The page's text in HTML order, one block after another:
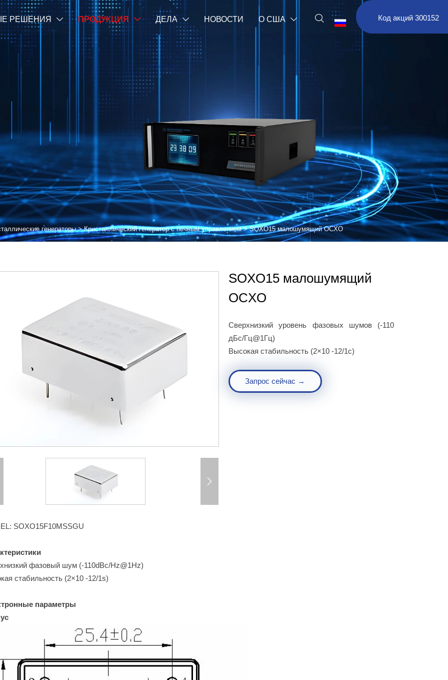
РЕШЕНИЯ  ПРОДУКЦИЯ  ДЕЛА  НОВОСТИ О США   
Код акций 300152
генераторы>Кристаллический генератор с печным управлением>SOXO15 малошумящий OCXO

SOXO15 малошумящий
OCXO
Сверхнизкий уровень фазовых шумов (-110
дБс/Гц@1Гц)
Высокая стабильность (2×10 -12/1с)
Запрос сейчас →
SOXO15F10MSSGU
фазовый шум (-110dBc/Hz@1Hz)
стабильность (2×10 -12/1s)
параметры